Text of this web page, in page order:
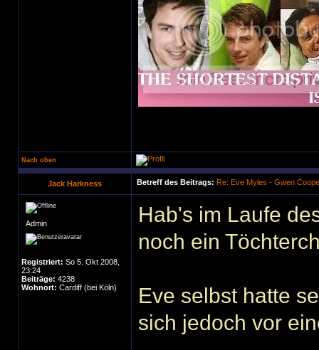
Nach oben
Jack Harkness Betreff des Beitrags: Re: Eve Myles - Gwen
Admin
Registriert: So 5. Okt 2008,
23:24
Beiträge: 4238
Wohnort: Cardiff (bei Köln)
Hab's im Laufe
noch ein
Eve selbst hatte
sich jedoch vor